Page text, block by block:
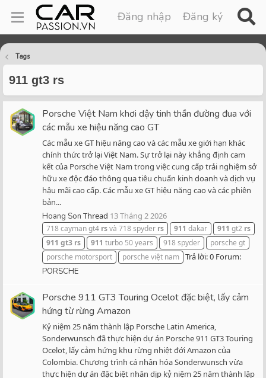
Đăng nhập Đăng ký
Tags
911 gt3 rs
Porsche Việt Nam khơi dậy tinh thần đường đua với
các mẫu xe hiệu năng cao GT
Các mẫu xe GT hiệu năng cao và các mẫu xe giới hạn khác
chính thức trở lại Việt Nam. Sự trở lại này khẳng định cam
kết của Porsche Việt Nam trong việc cung cấp trải nghiệm sở
hữu xe độc đáo thông qua tiêu chuẩn kinh doanh và dịch vụ
hậu mãi cao cấp. Các mẫu xe GT hiệu năng cao và các phiên
bản...
Hoang Son Thread 13 Tháng 2 2026
718 cayman gt4 rsvà 718 spyder rs 911 dakar 911 gt2 rs
911 gt3 rs 911 turbo 50 years 918 spyder
porsche gt
porsche motorsport
porsche việt nam Trả lời: 0 Forum:
PORSCHE
Porsche 911 GT3 Touring Ocelot đặc biệt, lấy cảm
hứng từ rừng Amazon
Kỷ niệm 25 năm thành lập Porsche Latin America,
Sonderwunsch đã thực hiện dự án Porsche 911 GT3 Touring
Ocelot, lấy cảm hứng khu rừng nhiệt đới Amazon của
Colombia. Chương trình cá nhân hóa Sonderwunsch vừa
thực hiện dự án đặc biệt nhân dịp kỷ niệm 25 năm thành lập